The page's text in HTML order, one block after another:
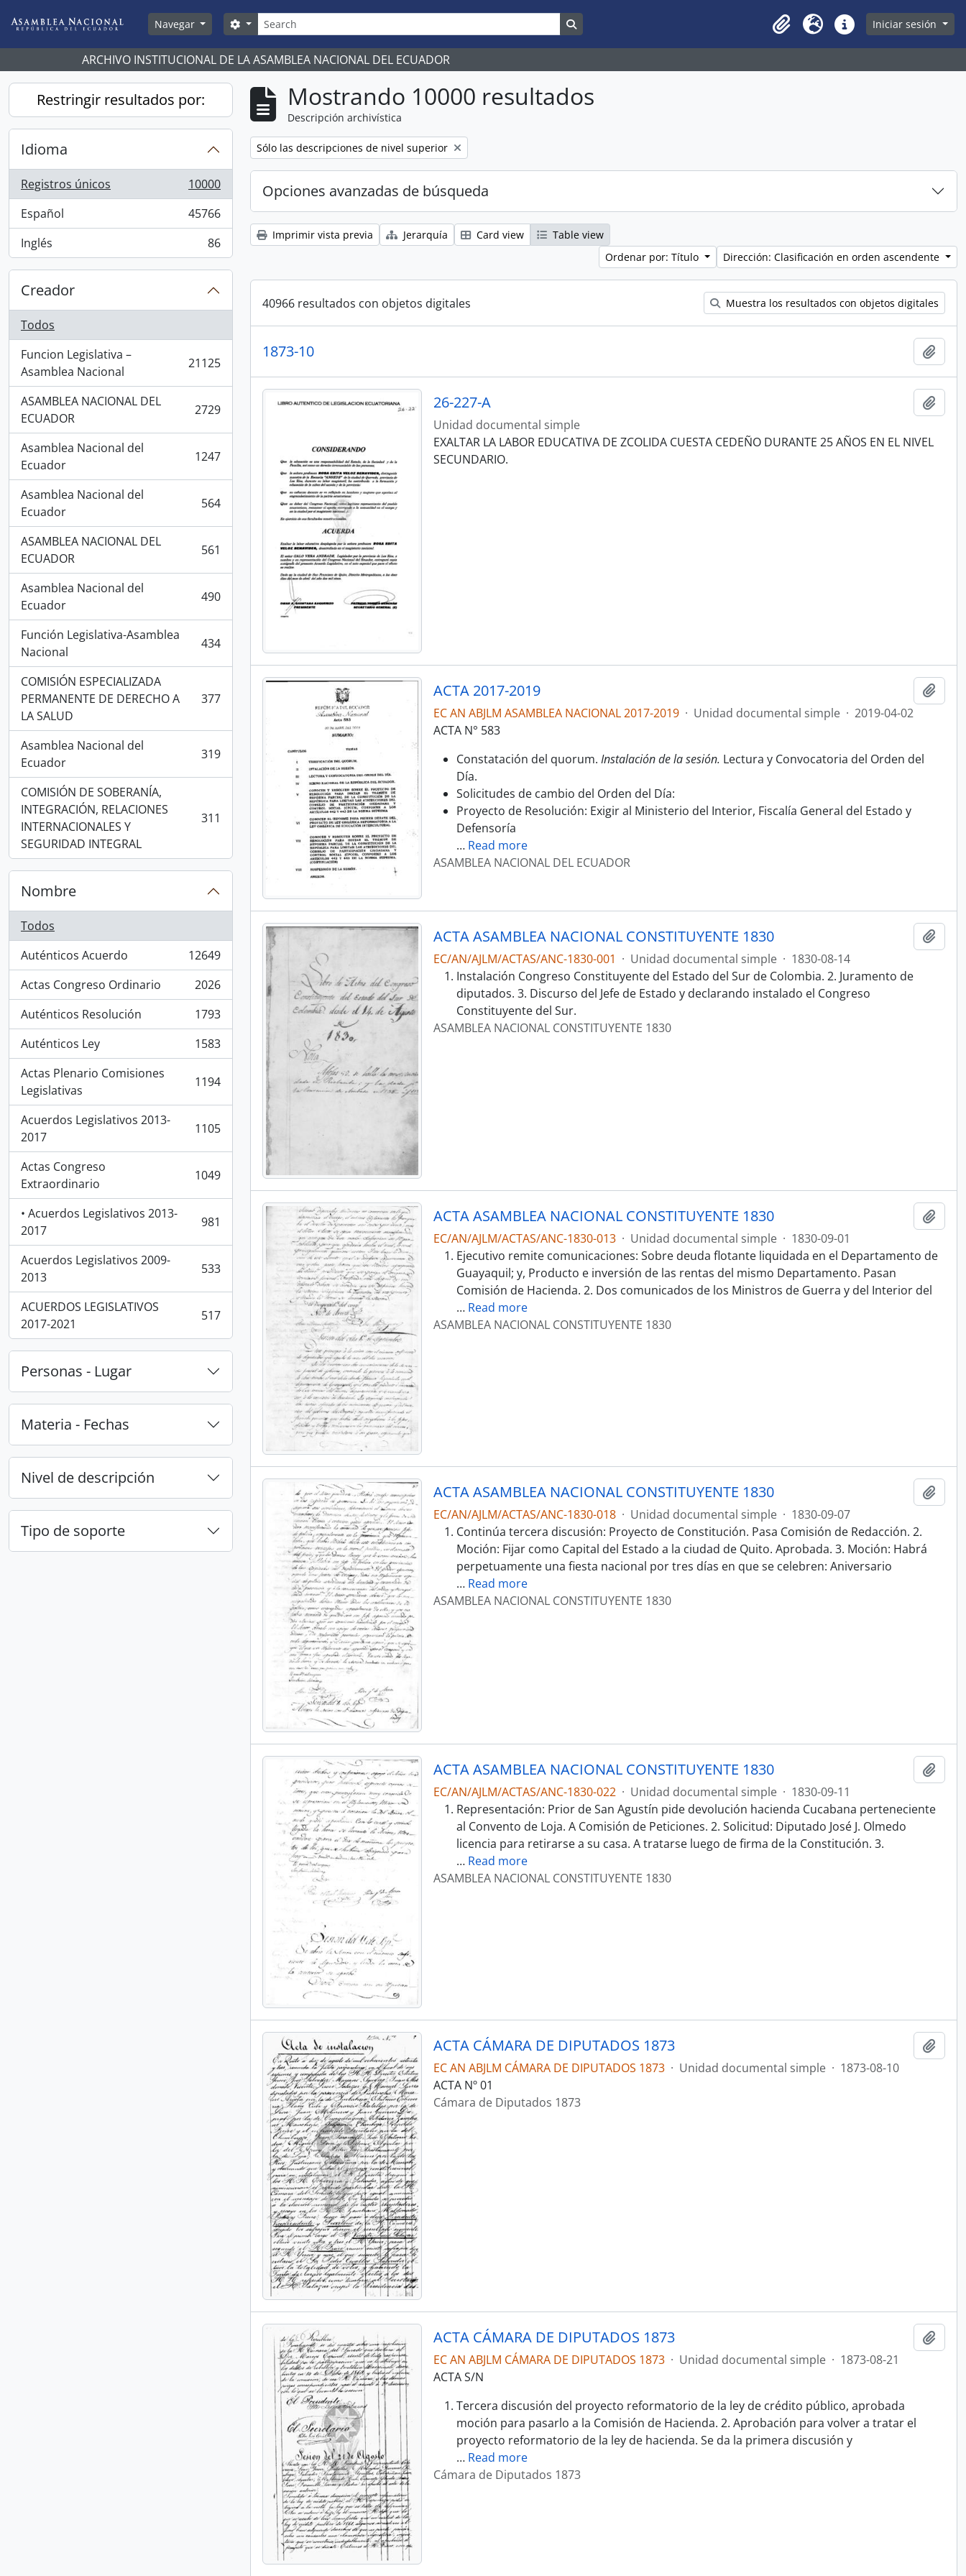
Navegar
Búsqueda
Search options
Clipboard
Idioma Enlaces rápidos
Iniciar sesión
ARCHIVO INSTITUCIONAL DE LA ASAMBLEA NACIONAL DEL ECUADOR
Restringir resultados por:
Idioma
Registros únicos
, 10000 resultados
10000
Español
, 45766 resultados
45766
Inglés
, 86 resultados 86
Creador
Todos
Funcion Legislativa –
Asamblea Nacional
, 21125 resultados 21125
ASAMBLEA NACIONAL DEL
ECUADOR
, 2729 resultados 2729
Asamblea Nacional del
Ecuador
, 1247 resultados 1247
Asamblea Nacional del
Ecuador
, 564 resultados 564
ASAMBLEA NACIONAL DEL
ECUADOR
, 561 resultados 561
Asamblea Nacional del
Ecuador
, 490 resultados 490
Función Legislativa-Asamblea
Nacional
, 434 resultados 434
COMISIÓN ESPECIALIZADA
PERMANENTE DE DERECHO A
LA SALUD
, 377 resultados 377
Asamblea Nacional del
Ecuador
, 319 resultados 319
COMISIÓN DE SOBERANÍA,
INTEGRACIÓN, RELACIONES
INTERNACIONALES Y
SEGURIDAD INTEGRAL
, 311 resultados 311
Nombre
Todos
Auténticos Acuerdo
, 12649 resultados
12649
Actas Congreso Ordinario
, 2026 resultados
2026
Auténticos Resolución
, 1793 resultados
1793
Auténticos Ley
, 1583 resultados
1583
Actas Plenario Comisiones
Legislativas
, 1194 resultados 1194
Acuerdos Legislativos 2013-
2017
, 1105 resultados 1105
Actas Congreso
Extraordinario
, 1049 resultados 1049
• Acuerdos Legislativos 2013-
2017
, 981 resultados 981
Acuerdos Legislativos 2009-
2013
, 533 resultados 533
ACUERDOS LEGISLATIVOS
2017-2021
, 517 resultados 517
Personas - Lugar
Materia - Fechas
Nivel de descripción
Tipo de soporte
Mostrando 10000 resultados
Descripción archivística
Remove filter:
Sólo las descripciones de nivel superior
Opciones avanzadas de búsqueda
Imprimir vista previa Jerarquía Card view
Table view
Ordenar por: Título
Dirección: Clasificación en orden ascendente
40966 resultados con objetos digitales Muestra los resultados con objetos digitales
1873-10
26-227-A
Unidad documental simple
EXALTAR LA LABOR EDUCATIVA DE ZCOLIDA CUESTA CEDEÑO DURANTE 25 AÑOS EN EL NIVEL
SECUNDARIO.
ACTA 2017-2019
EC AN ABJLM ASAMBLEA NACIONAL 2017-2019 · Unidad documental simple · 2019-04-02
ACTA N° 583
Constatación del quorum. Instalación de la sesión. Lectura y Convocatoria del Orden del
Día.
Solicitudes de cambio del Orden del Día:
Proyecto de Resolución: Exigir al Ministerio del Interior, Fiscalía General del Estado y
Defensoría
… Read more
ASAMBLEA NACIONAL DEL ECUADOR
ACTA ASAMBLEA NACIONAL CONSTITUYENTE 1830
EC/AN/AJLM/ACTAS/ANC-1830-001 · Unidad documental simple · 1830-08-14
Instalación Congreso Constituyente del Estado del Sur de Colombia. 2. Juramento de
diputados. 3. Discurso del Jefe de Estado y declarando instalado el Congreso
Constituyente del Sur.
ASAMBLEA NACIONAL CONSTITUYENTE 1830
ACTA ASAMBLEA NACIONAL CONSTITUYENTE 1830
EC/AN/AJLM/ACTAS/ANC-1830-013 · Unidad documental simple · 1830-09-01
Ejecutivo remite comunicaciones: Sobre deuda flotante liquidada en el Departamento de
Guayaquil; y, Producto e inversión de las rentas del mismo Departamento. Pasan
Comisión de Hacienda. 2. Dos comunicados de los Ministros de Guerra y del Interior del
… Read more
ASAMBLEA NACIONAL CONSTITUYENTE 1830
ACTA ASAMBLEA NACIONAL CONSTITUYENTE 1830
EC/AN/AJLM/ACTAS/ANC-1830-018 · Unidad documental simple · 1830-09-07
Continúa tercera discusión: Proyecto de Constitución. Pasa Comisión de Redacción. 2.
Moción: Fijar como Capital del Estado a la ciudad de Quito. Aprobada. 3. Moción: Habrá
perpetuamente una fiesta nacional por tres días en que se celebren: Aniversario
… Read more
ASAMBLEA NACIONAL CONSTITUYENTE 1830
ACTA ASAMBLEA NACIONAL CONSTITUYENTE 1830
EC/AN/AJLM/ACTAS/ANC-1830-022 · Unidad documental simple · 1830-09-11
Representación: Prior de San Agustín pide devolución hacienda Cucabana perteneciente
al Convento de Loja. A Comisión de Peticiones. 2. Solicitud: Diputado José J. Olmedo
licencia para retirarse a su casa. A tratarse luego de firma de la Constitución. 3.
… Read more
ASAMBLEA NACIONAL CONSTITUYENTE 1830
ACTA CÁMARA DE DIPUTADOS 1873
EC AN ABJLM CÁMARA DE DIPUTADOS 1873 · Unidad documental simple · 1873-08-10
ACTA Nº 01
Cámara de Diputados 1873
ACTA CÁMARA DE DIPUTADOS 1873
EC AN ABJLM CÁMARA DE DIPUTADOS 1873 · Unidad documental simple · 1873-08-21
ACTA S/N
Tercera discusión del proyecto reformatorio de la ley de crédito público, aprobada
moción para pasarlo a la Comisión de Hacienda. 2. Aprobación para volver a tratar el
proyecto reformatorio de la ley de hacienda. Se da la primera discusión y
… Read more
Cámara de Diputados 1873